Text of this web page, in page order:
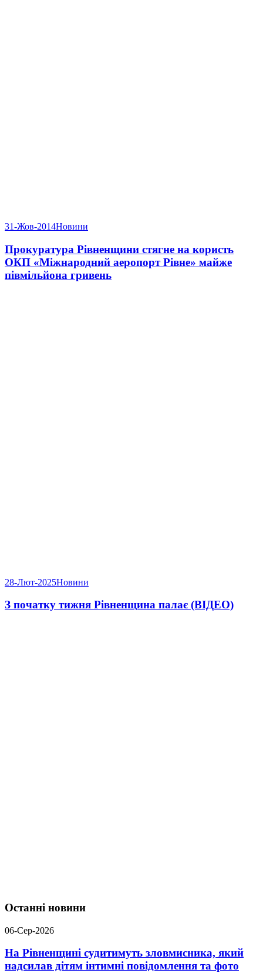
31-Жов-2014Новини
Прокуратура Рівненщини стягне на користь
ОКП «Міжнародний аеропорт Рівне» майже
півмільйона гривень
28-Лют-2025Новини
З початку тижня Рівненщина палає (ВІДЕО)
Останні новини
06-Сер-2026
На Рівненщині судитимуть зловмисника, який
надсилав дітям інтимні повідомлення та фото